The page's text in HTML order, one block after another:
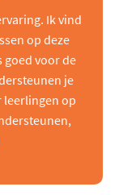
Ik vind
op deze
goed voor de
je
leerlingen op